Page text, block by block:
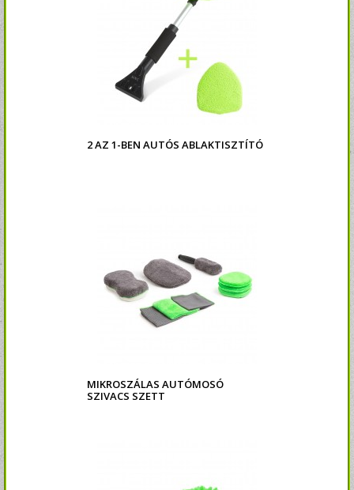
2 AZ 1-BEN AUTÓS ABLAKTISZTÍTÓ
MIKROSZÁLAS AUTÓMOSÓ
SZIVACS SZETT